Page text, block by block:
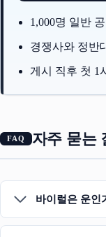
1,000명 일반
경쟁사와 정반
게시 직후 첫 1
자주 묻는
바이럴은 운인